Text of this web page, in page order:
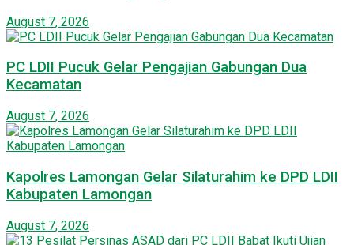
August 7, 2026
PC LDII Pucuk Gelar Pengajian Gabungan Dua
Kecamatan
August 7, 2026
Kapolres Lamongan Gelar Silaturahim ke DPD LDII
Kabupaten Lamongan
August 7, 2026